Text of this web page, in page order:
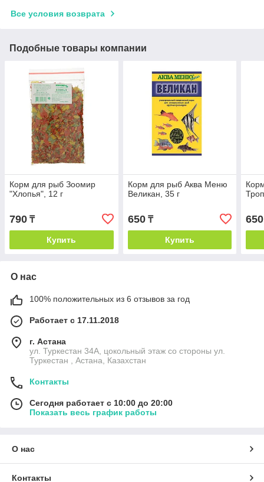
Все условия возврата
Подобные товары компании
Корм для рыб Зоомир
"Хлопья", 12 г
790 ₸
Купить
Корм для рыб Аква Меню
Великан, 35 г
650₸
Купить
650
О нас
100% положительных из 6 отзывов за год
Работает с 17.11.2018
г. Астана
ул. Туркестан 34А, цокольный этаж со стороны ул.
Туркестан , Астана, Казахстан
Контакты
Сегодня работает с 10:00 до 20:00
Показать весь график работы
О нас
Контакты